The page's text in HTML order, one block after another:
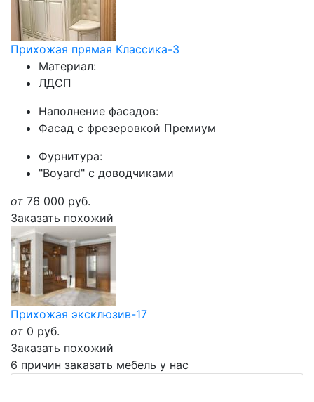
Прихожая прямая Классика-3
Материал:
ЛДСП
Наполнение фасадов:
Фасад с фрезеровкой Премиум
Фурнитура:
"Boyard" с доводчиками
от 76 000 руб.
Заказать похожий
Прихожая эксклюзив-17
от 0 руб.
Заказать похожий
6 причин заказать мебель у нас